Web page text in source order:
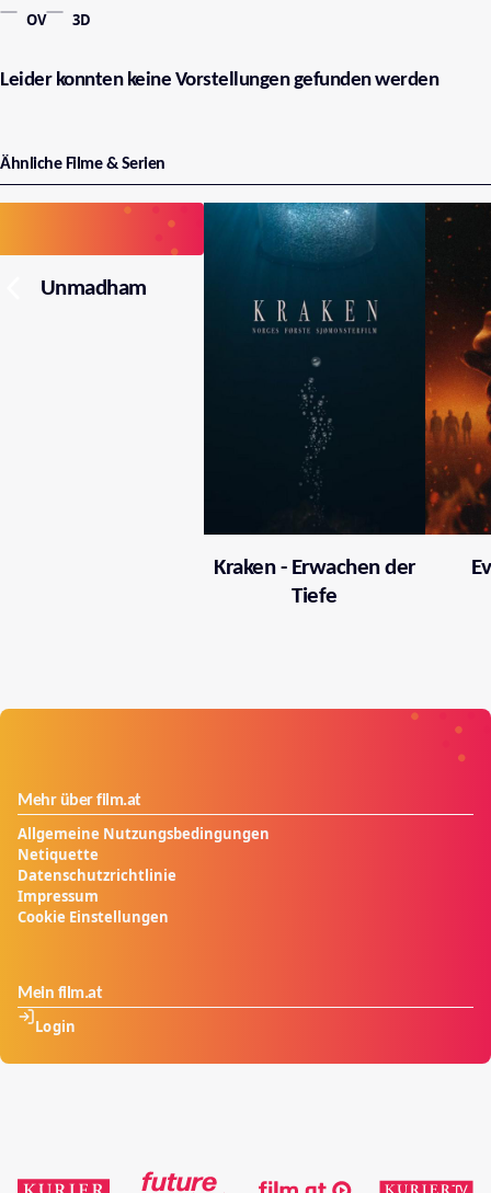
OV 3D
Leider konnten keine Vorstellungen gefunden werden
Ähnliche Filme & Serien
Unmadham
Kraken - Erwachen der
Tiefe
Mehr über film.at
Allgemeine Nutzungsbedingungen
Netiquette
Datenschutzrichtlinie
Impressum
Cookie Einstellungen
Mein film.at
Login